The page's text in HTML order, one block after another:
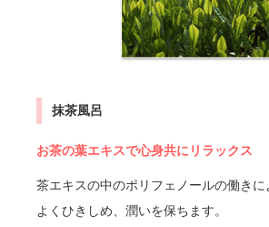
抹茶風呂
お茶の葉エキスで心身共にリラックス
茶エキスの中のポリフェノールの働き
よくひきしめ、潤いを保ちます。